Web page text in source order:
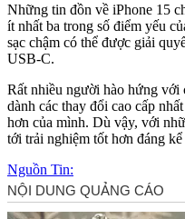
Những tin đồn về iPhone 15
ít nhất ba trong số điểm yếu
sạc chậm có thể được giải
USB-C.
Rất nhiều người hào hứng với
dành các thay đổi cao cấp
hơn của mình. Dù vậy, với
tới trải nghiệm tốt hơn đáng
Nguồn Tin: